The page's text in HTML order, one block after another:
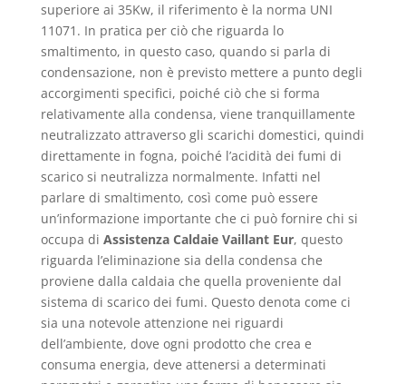
superiore ai 35Kw, il riferimento è la norma UNI
11071. In pratica per ciò che riguarda lo
smaltimento, in questo caso, quando si parla di
condensazione, non è previsto mettere a punto degli
accorgimenti specifici, poiché ciò che si forma
relativamente alla condensa, viene tranquillamente
neutralizzato attraverso gli scarichi domestici, quindi
direttamente in fogna, poiché l’acidità dei fumi di
scarico si neutralizza normalmente. Infatti nel
parlare di smaltimento, così come può essere
un’informazione importante che ci può fornire chi si
occupa di Assistenza Caldaie Vaillant Eur, questo
riguarda l’eliminazione sia della condensa che
proviene dalla caldaia che quella proveniente dal
sistema di scarico dei fumi. Questo denota come ci
sia una notevole attenzione nei riguardi
dell’ambiente, dove ogni prodotto che crea e
consuma energia, deve attenersi a determinati